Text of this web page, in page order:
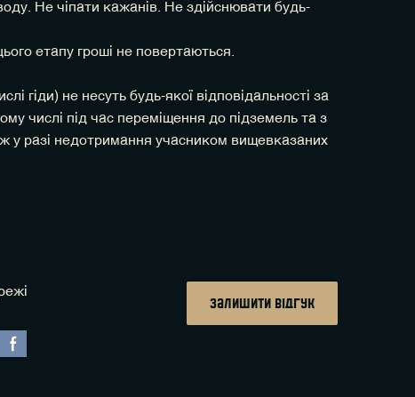
Не чіпати кажанів. Не здійснювати будь-
етапу гроші не повертаються.
гіди) не несуть будь-якої відповідальності за
числі під час переміщення до підземель та з
у разі недотримання учасником вищевказаних
залишити відгук